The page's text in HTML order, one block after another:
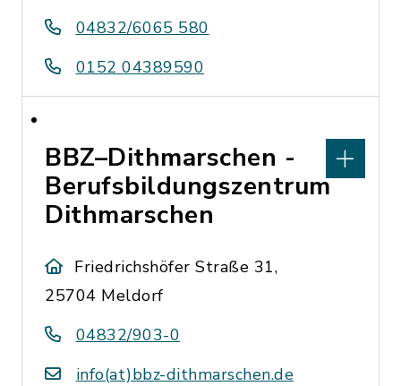
04832/6065 580
0152 04389590
BBZ–Dithmarschen -
Berufsbildungszentrum
Dithmarschen
Friedrichshöfer Straße 31,
25704 Meldorf
04832/903-0
info(at)bbz-dithmarschen.de